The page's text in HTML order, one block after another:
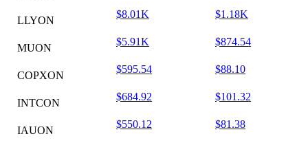
LLYON
$8.01K $1.18K
MUON
$5.91K $874.54
COPXON
$595.54 $88.10
INTCON
$684.92 $101.32
IAUON
$550.12 $81.38